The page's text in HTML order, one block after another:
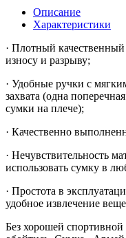
Описание
Характеристики
· Плотный
износу и разрыву;
· Удобные ручки с
захвата (одна
сумки на плече);
· Качественно
· Нечувствительность
использовать сумку в
· Простота в
удобное извлечение
Без хорошей